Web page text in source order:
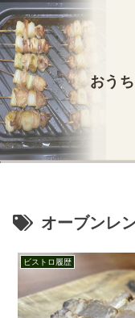
おう
オーブンレ
ビストロ履歴